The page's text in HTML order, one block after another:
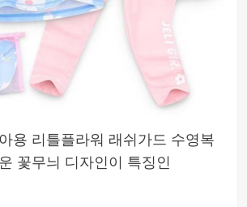
용 리틀플라워 래쉬가드 수영복
꽃무늬 디자인이 특징인